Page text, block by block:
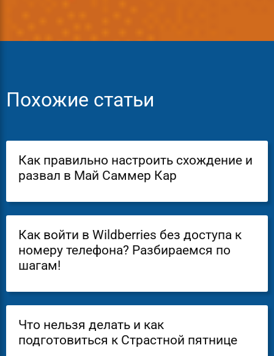
Похожие статьи
Как правильно настроить схождение и
развал в Май Саммер Кар
Как войти в Wildberries без доступа к
номеру телефона? Разбираемся по
шагам!
Что нельзя делать и как
подготовиться к Страстной пятнице